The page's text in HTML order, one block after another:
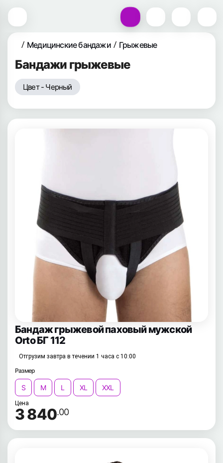
Медицинские бандажи Грыжевые
Бандажи грыжевые
Цвет - Черный
Бандаж грыжевой паховый мужской
Orto БГ 112
Отгрузим завтра в течении 1 часа с 10:00
Размер
S M L XL XXL
Цена
3 840.00